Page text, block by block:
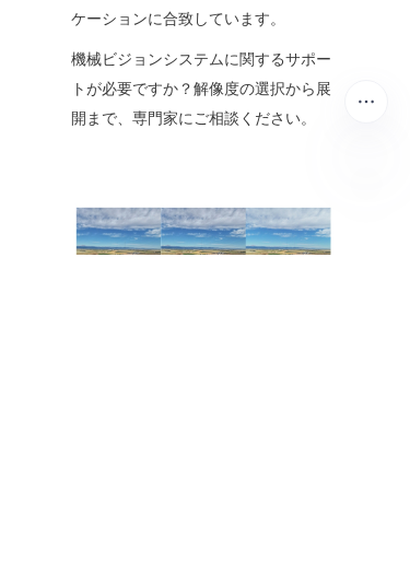
ケーションに合致しています。
機械ビジョンシステムに関するサポー
トが必要ですか？解像度の選択から展
開まで、専門家にご相談ください。